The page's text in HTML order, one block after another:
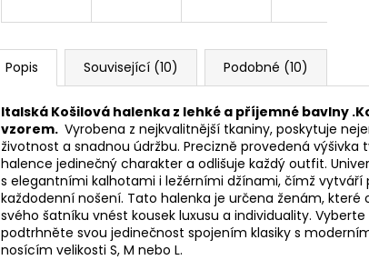
Popis Související (10) Podobné (10)
Italská Košilová halenka z lehké a příjemné bavlny .
vzorem. Vyrobena z nejkvalitnější tkaniny, poskytuje
životnost a snadnou údržbu. Precizně provedená
halence jedinečný charakter a odlišuje každý outfit.
s elegantními kalhotami i ležérními džínami, čímž
každodenní nošení. Tato halenka je určena ženám,
svého šatníku vnést kousek luxusu a individuality.
podtrhněte svou jedinečnost spojením klasiky s
nosícím velikosti S, M nebo L.